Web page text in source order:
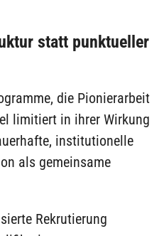
statt punktueller
die Pionierarbeit
limitiert in ihrer Wirkung
institutionelle
als gemeinsame
Rekrutierung